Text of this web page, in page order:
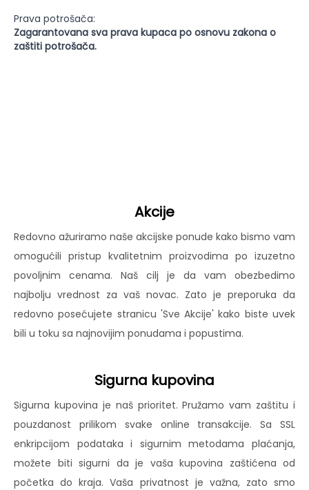
Prava potrošača:
Zagarantovana sva prava kupaca po osnovu zakona o
zaštiti potrošača.
Akcije
Redovno ažuriramo naše akcijske ponude kako bismo vam
omogućili pristup kvalitetnim proizvodima po izuzetno
povoljnim cenama. Naš cilj je da vam obezbedimo
najbolju vrednost za vaš novac. Zato je preporuka da
redovno posećujete stranicu 'Sve Akcije' kako biste uvek
bili u toku sa najnovijim ponudama i popustima.
Sigurna kupovina
Sigurna kupovina je naš prioritet. Pružamo vam zaštitu i
pouzdanost prilikom svake online transakcije. Sa SSL
enkripcijom podataka i sigurnim metodama plaćanja,
možete biti sigurni da je vaša kupovina zaštićena od
početka do kraja. Vaša privatnost je važna, zato smo